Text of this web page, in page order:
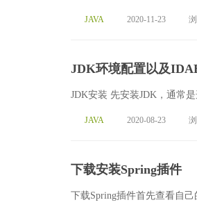
JAVA 2020-11-23
JDK环境配置以及
JDK安装 先安装JDK，通常
JAVA 2020-08-23
下载安装Spring插件
下载Spring插件首先查看自己